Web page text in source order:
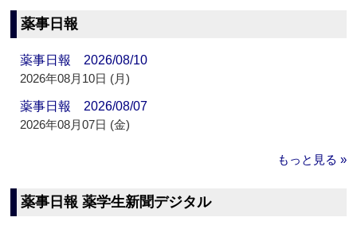
薬事日報
薬事日報 2026/08/10
2026年08月10日 (月)
薬事日報 2026/08/07
2026年08月07日 (金)
もっと見る »
薬事日報 薬学生新聞デジタル